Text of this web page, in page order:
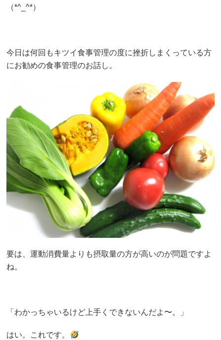
（*^_^*）
今日は何回もキツイ食事管理の度に挫折しまくっている方
にお勧めの食事管理のお話し。
要は、運動消費量よりも摂取量の方が高いのが問題ですよ
ね。
「わかっちゃいるけど上手くできないんだよ〜。」
はい。これです。